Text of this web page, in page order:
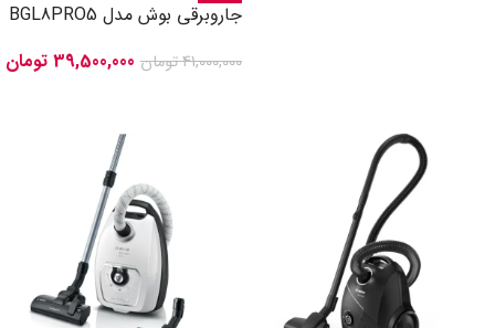
جاروبرقی بوش مدل BGL8PRO5
41,000,000تومان 39,500,000 تومان